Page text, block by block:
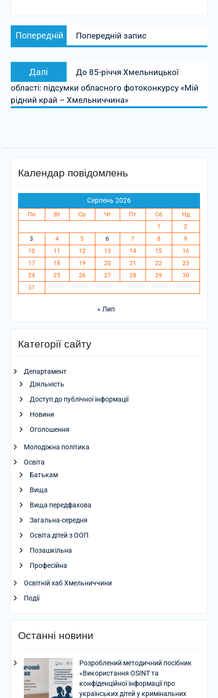
Навігація
записів
Попередній
Попередній
запис:
Попередній запис
Далі
Наступний
запис:
До 85-річчя Хмельницької
області: підсумки обласного фотоконкурсу «Мій
рідний край – Хмельниччина»
Календар повідомлень
Серпень 2026
Пн Вт Ср Чт Пт Сб
Нд
1
2
3
4 5 6 7 8
9
10
11 12 13 14 15
16
17
18 19 20 21 22
23
24
25 26 27 28 29
30
31
« Лип
Категорії сайту
Департамент
Діяльність
Доступ до публічної інформації
Новини
Оголошення
Молодіжна політика
Освіта
Батькам
Вища
Вища передфахова
Загальна-середня
Освіта дітей з ООП
Позашкільна
Професійна
Освітній хаб Хмельниччини
Події
Останні новини
Розроблений методичний посібник
«Використання OSINT та
конфіденційної інформації про
українських дітей у кримінальних